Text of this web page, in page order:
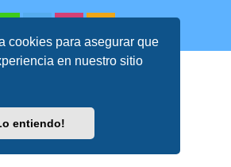
cookies para asegurar que
en nuestro sitio
entiendo!